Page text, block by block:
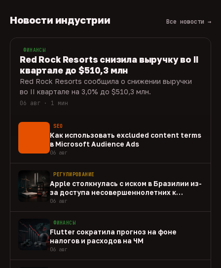
Новости индустрии Все новости →
ФИНАНСЫ
Red Rock Resorts снизила выручку во II
квартале до $510,3 млн
Red Rock Resorts сообщила о снижении выручки
во II квартале на 3,0% до $510,3 млн.
06 авг · 1 мин
SEO
Как использовать excluded content terms
в Microsoft Audience Ads
06 авг
РЕГУЛИРОВАНИЕ
Apple столкнулась с иском в Бразилии из-
за доступа несовершеннолетних к
gambling-приложениям
06 авг
ФИНАНСЫ
Flutter сократила прогноз на фоне
налогов и расходов на ЧМ
06 авг